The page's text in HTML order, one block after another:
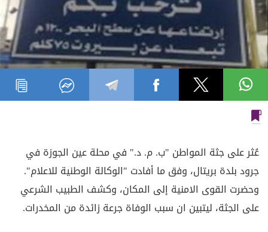
عُثر على جثة المواطن "ب. م. د." في محلة عين الجوزة في
جرود بلدة بريتال، وفق ما أفادت "الوكالة الوطنية للاعلام".
وحضرت القوى الامنية إلى المكان، وكشف الطبيب الشرعي
على الجثة، ليتبين ان سبب الوفاة جرعة زائدة من المخدرات.